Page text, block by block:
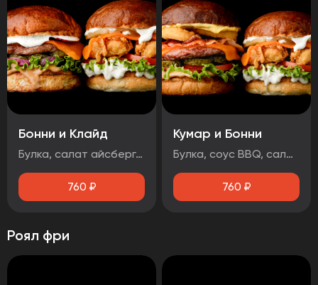
Бонни и Клайд
Булка, салат айсберг, соус дор-блю, помидор, стрипсы, ананас, сыр, соус чесночный Булка, соус BBQ , салат айсберг, огурцы маринованные, лук маринованный, котлета говяжья, сыр, чорризо, соус чесночный
760 ₽
Кумар и Бонни
Булка, соус BBQ, салат айсберг, помидор, огурцы маринованные, котлета говяжья, сыр, луковые кольца, бекон, соус медово-горчичный Булка, салат айсберг, соус дор-блю, помидоры, стрипсы, ананас, сыр, соус чесночный
760 ₽
Роял фри